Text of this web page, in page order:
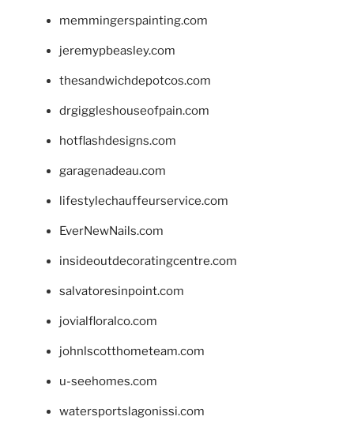
memmingerspainting.com
jeremypbeasley.com
thesandwichdepotcos.com
drgiggleshouseofpain.com
hotflashdesigns.com
garagenadeau.com
lifestylechauffeurservice.com
EverNewNails.com
insideoutdecoratingcentre.com
salvatoresinpoint.com
jovialfloralco.com
johnlscotthometeam.com
u-seehomes.com
watersportslagonissi.com